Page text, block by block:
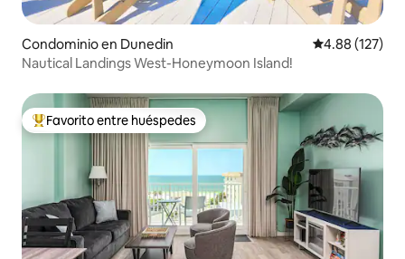
Condominio en Dunedin Calificación
4.88 (127)
Nautical Landings West-Honeymoon Island!
De los mejores en Favorito entre huéspedes
Favorito entre huéspedes